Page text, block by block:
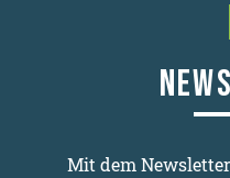
Mit dem